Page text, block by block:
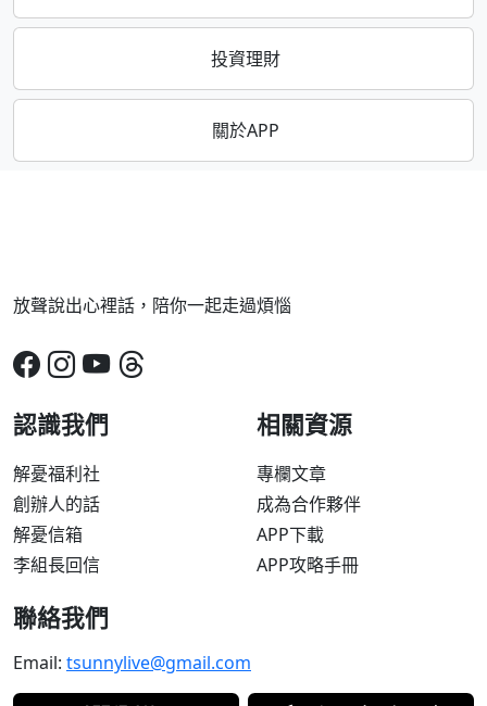
投資理財
關於APP
放聲說出心裡話，陪你一起走過煩惱
認識我們
解憂福利社
創辦人的話
解憂信箱
李組長回信
相關資源
專欄文章
成為合作夥伴
APP下載
APP攻略手冊
聯絡我們
Email: tsunnylive@gmail.com